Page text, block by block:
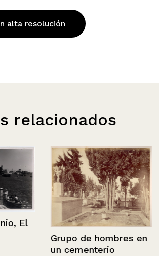
alta resolución
relacionados
El
Grupo de hombres en
un cementerio